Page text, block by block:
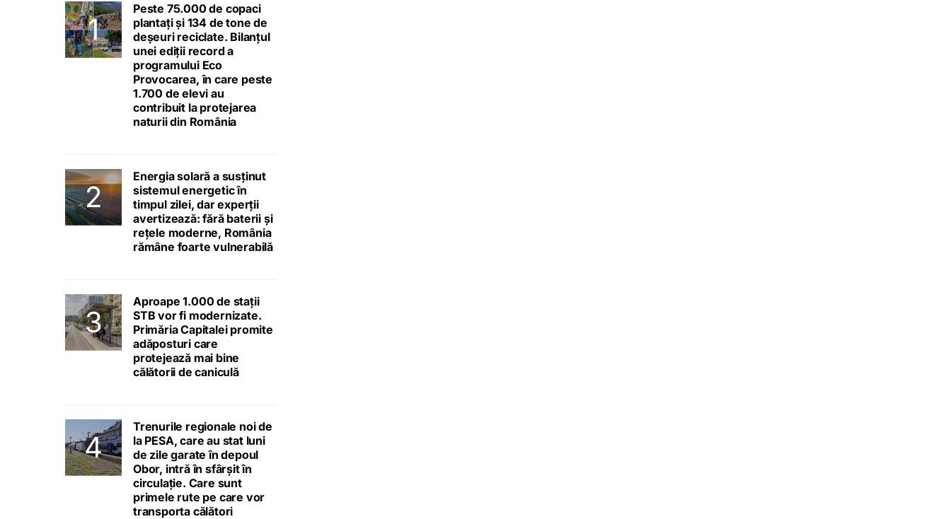
Peste 75.000 de copaci
plantați și 134 de tone de
deșeuri reciclate. Bilanțul
unei ediții record a
programului Eco
Provocarea, în care peste
1.700 de elevi au
contribuit la protejarea
naturii din România
Energia solară a susținut
sistemul energetic în
timpul zilei, dar experții
avertizează: fără baterii și
rețele moderne, România
rămâne foarte vulnerabilă
Aproape 1.000 de stații
STB vor fi modernizate.
Primăria Capitalei promite
adăposturi care
protejează mai bine
călătorii de caniculă
Trenurile regionale noi de
la PESA, care au stat luni
de zile garate în depoul
Obor, intră în sfârșit în
circulație. Care sunt
primele rute pe care vor
transporta călători